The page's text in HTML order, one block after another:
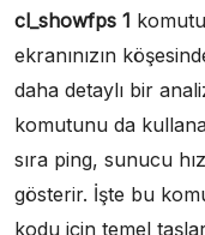
cl_showfps 1
ekranınızın
daha detaylı bir
komutunu da
sıra ping, sunucu
gösterir. İşte bu
kodu için temel